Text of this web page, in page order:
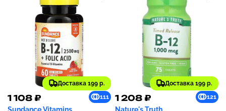
Доставка 199 р.
1 108 ₽ 111
Доставка 199 р.
1 208 ₽ 121